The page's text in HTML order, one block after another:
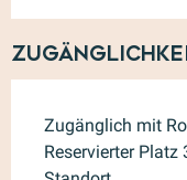
Zugänglich mit
Reservierter